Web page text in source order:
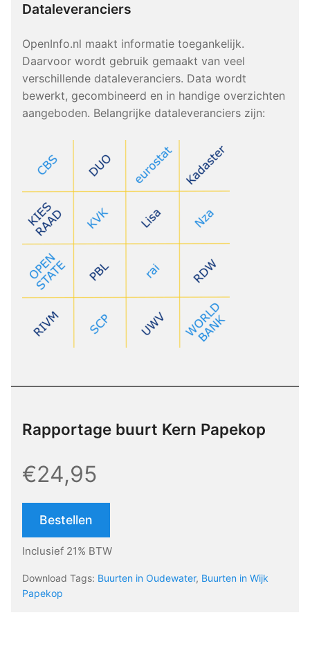
Dataleveranciers
OpenInfo.nl maakt informatie toegankelijk.
Daarvoor wordt gebruik gemaakt van veel
verschillende dataleveranciers. Data wordt
bewerkt, gecombineerd en in handige overzichten
aangeboden. Belangrijke dataleveranciers zijn:
Rapportage buurt Kern Papekop
€24,95
Bestellen
Inclusief 21% BTW
Download Tags: Buurten in Oudewater, Buurten in Wijk
Papekop